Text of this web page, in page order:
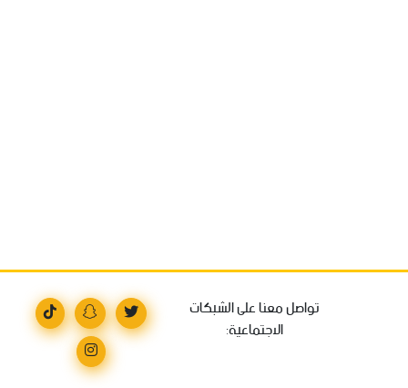
تواصل معنا على الشبكات
الاجتماعية: